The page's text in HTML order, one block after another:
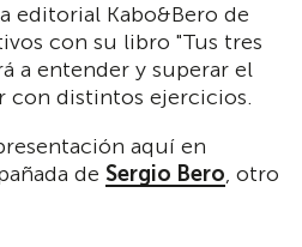
editorial Kabo&Bero de
con su libro "Tus tres
a entender y superar el
con distintos ejercicios.
aquí en
de Sergio Bero, otro